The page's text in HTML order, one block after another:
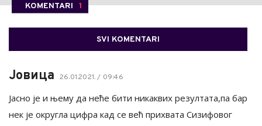
KOMENTARI 1
SVI KOMENTARI
Јовица 26.01.2021. / 09:46
Јасно је и њему да неће бити никаквих резултата,па бар
нек је округла цифра кад се већ прихвата Сизифовог